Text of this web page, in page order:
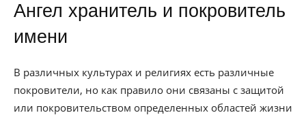
Ангел хранитель и покровитель
имени
В различных культурах и религиях есть различные
покровители, но как правило они связаны с защитой
или покровительством определенных областей жизни